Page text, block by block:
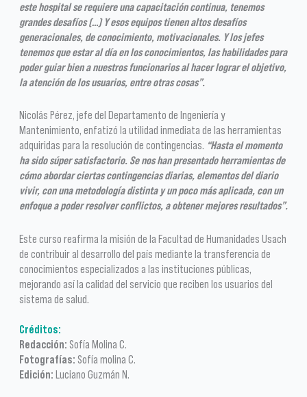
este hospital se requiere una capacitación continua, tenemos
grandes desafíos (…) Y esos equipos tienen altos desafíos
generacionales, de conocimiento, motivacionales. Y los jefes
tenemos que estar al día en los conocimientos, las habilidades para
poder guiar bien a nuestros funcionarios al hacer lograr el objetivo,
la atención de los usuarios, entre otras cosas”.
Nicolás Pérez, jefe del Departamento de Ingeniería y
Mantenimiento, enfatizó la utilidad inmediata de las herramientas
adquiridas para la resolución de contingencias. “Hasta el momento
ha sido súper satisfactorio. Se nos han presentado herramientas de
cómo abordar ciertas contingencias diarias, elementos del diario
vivir, con una metodología distinta y un poco más aplicada, con un
enfoque a poder resolver conflictos, a obtener mejores resultados”.
Este curso reafirma la misión de la Facultad de Humanidades Usach
de contribuir al desarrollo del país mediante la transferencia de
conocimientos especializados a las instituciones públicas,
mejorando así la calidad del servicio que reciben los usuarios del
sistema de salud.
Créditos:
Redacción: Sofía Molina C.
Fotografías: Sofía molina C.
Edición: Luciano Guzmán N.